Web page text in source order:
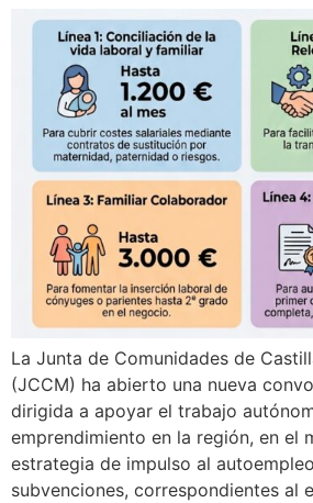
La Junta de Comunidades de
(JCCM) ha abierto una nueva
dirigida a apoyar el trabajo
emprendimiento en la región, en el
estrategia de impulso al
subvenciones, correspondientes al